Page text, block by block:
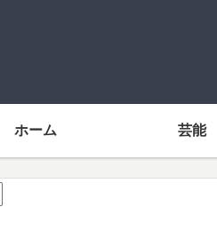
ホーム 芸能